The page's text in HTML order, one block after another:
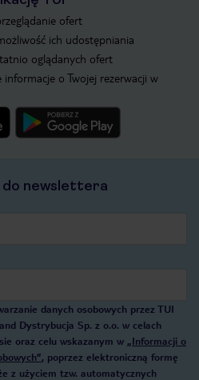
ofert
ich udostępniania
oglądanych ofert
o Twojej rezerwacji w
do newslettera
danych osobowych przez TUI
Dystrybucja Sp. z o.o. w celach
oraz celu wskazanym w „Informacji o
, poprzez elektroniczną formę
z użyciem tzw. automatycznych